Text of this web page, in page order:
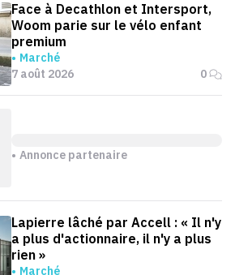
Face à Decathlon et Intersport,
Woom parie sur le vélo enfant
premium
Marché
7 août 2026
0
Annonce partenaire
Lapierre lâché par Accell : « Il n'y
a plus d'actionnaire, il n'y a plus
rien »
Marché